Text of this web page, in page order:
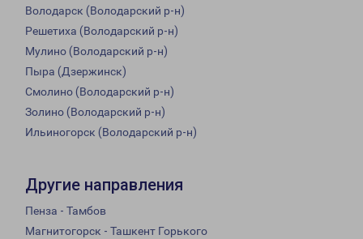
Володарск (Володарский р-н)
Решетиха (Володарский р-н)
Мулино (Володарский р-н)
Пыра (Дзержинск)
Смолино (Володарский р-н)
Золино (Володарский р-н)
Ильиногорск (Володарский р-н)
Другие направления
Пенза - Тамбов
Магнитогорск - Ташкент Горького